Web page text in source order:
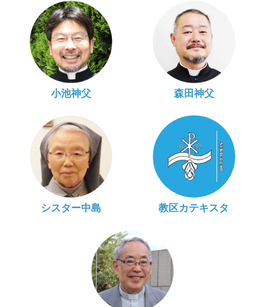
小池神父 森田神父
シスター中島 教区カテキスタ